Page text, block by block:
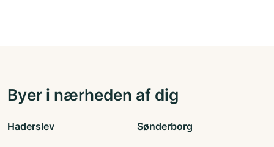
Byer i nærheden af dig
Haderslev Sønderborg